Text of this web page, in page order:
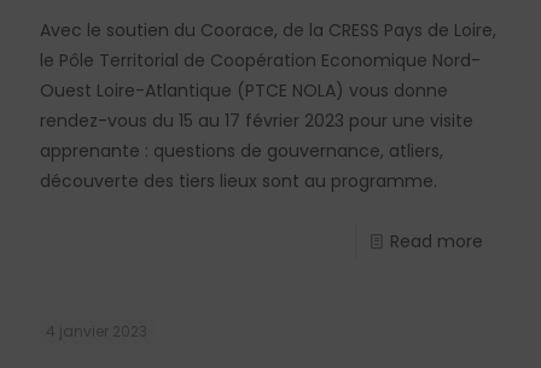
Avec le soutien du Coorace, de la CRESS Pays de Loire,
le Pôle Territorial de Coopération Economique Nord-
Ouest Loire-Atlantique (PTCE NOLA) vous donne
rendez-vous du 15 au 17 février 2023 pour une visite
apprenante : questions de gouvernance, atliers,
découverte des tiers lieux sont au programme.
Read more
4 janvier 2023